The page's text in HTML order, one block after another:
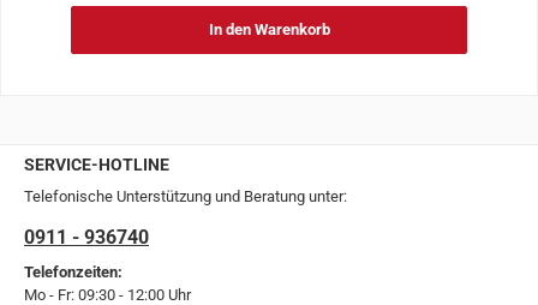
In den Warenkorb
SERVICE-HOTLINE
Telefonische Unterstützung und Beratung unter:
0911 - 936740
Telefonzeiten:
Mo - Fr: 09:30 - 12:00 Uhr